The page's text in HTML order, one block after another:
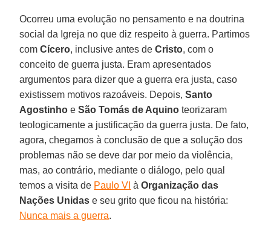
Ocorreu uma evolução no pensamento e na doutrina
social da Igreja no que diz respeito à guerra. Partimos
comCícero, inclusive antes deCristo, com o
conceito de guerra justa. Eram apresentados
argumentos para dizer que a guerra era justa, caso
existissem motivos razoáveis. Depois,Santo
Agostinho eSão Tomás de Aquino teorizaram
teologicamente a justificação da guerra justa. De fato,
agora, chegamos à conclusão de que a solução dos
problemas não se deve dar por meio da violência,
mas, ao contrário, mediante o diálogo, pelo qual
temos a visita de Paulo VI àOrganização das
Nações Unidas e seu grito que ficou na história:
Nunca mais a guerra.